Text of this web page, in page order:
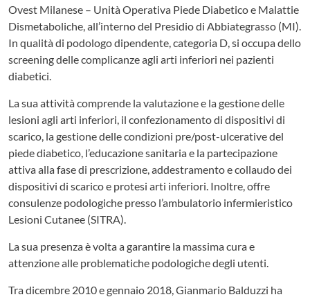
Ovest Milanese – Unità Operativa Piede Diabetico e Malattie
Dismetaboliche, all’interno del Presidio di Abbiategrasso (MI).
In qualità di podologo dipendente, categoria D, si occupa dello
screening delle complicanze agli arti inferiori nei pazienti
diabetici.
La sua attività comprende la valutazione e la gestione delle
lesioni agli arti inferiori, il confezionamento di dispositivi di
scarico, la gestione delle condizioni pre/post-ulcerative del
piede diabetico, l’educazione sanitaria e la partecipazione
attiva alla fase di prescrizione, addestramento e collaudo dei
dispositivi di scarico e protesi arti inferiori. Inoltre, offre
consulenze podologiche presso l’ambulatorio infermieristico
Lesioni Cutanee (SITRA).
La sua presenza è volta a garantire la massima cura e
attenzione alle problematiche podologiche degli utenti.
Tra dicembre 2010 e gennaio 2018, Gianmario Balduzzi ha